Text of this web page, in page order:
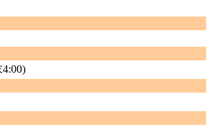
4:00)